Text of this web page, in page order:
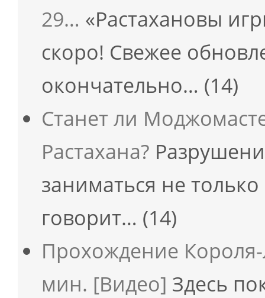
29… «Растахановы
скоро! Свежее
окончательно… (14)
Станет ли
Растахана?
заниматься не
говорит… (14)
Прохождение
мин. [Видео] Здесь